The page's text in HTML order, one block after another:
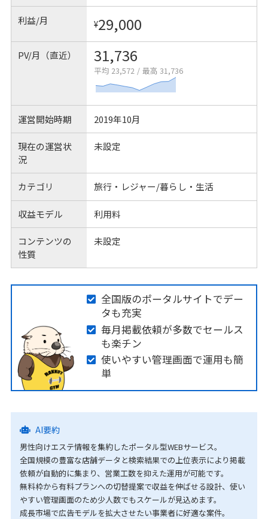
利益/月 ¥29,000
PV/月（直近） 31,736
平均 23,572 / 最高 31,736
運営開始時期 2019年10月
現在の運営状
況
未設定
カテゴリ 旅行・レジャー/暮らし・生活
収益モデル 利用料
コンテンツの
性質
未設定
全国版のポータルサイトでデー
タも充実
毎月掲載依頼が多数でセールス
も楽チン
使いやすい管理画面で運用も簡
単
AI要約
男性向けエステ情報を集約したポータル型WEBサービス。
全国規模の豊富な店舗データと検索結果での上位表示により掲載
依頼が自動的に集まり、営業工数を抑えた運用が可能です。
無料枠から有料プランへの切替提案で収益を伸ばせる設計、使い
やすい管理画面のため少人数でもスケールが見込めます。
成長市場で広告モデルを拡大させたい事業者に好適な案件。